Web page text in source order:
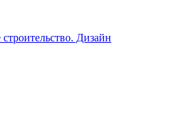
Дизайн